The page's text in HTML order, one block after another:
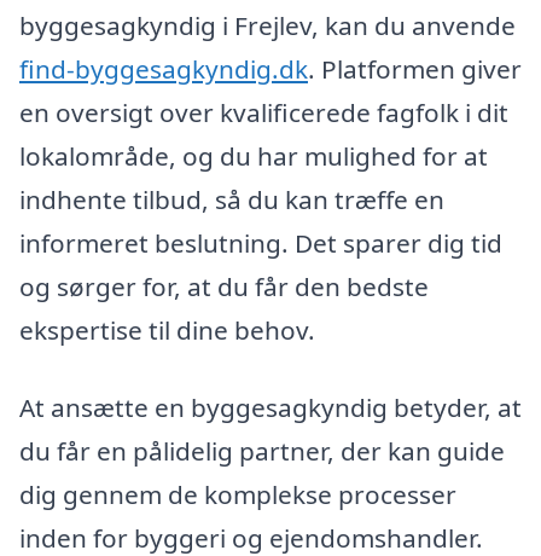
byggesagkyndig i Frejlev, kan du anvende
find-byggesagkyndig.dk. Platformen giver
en oversigt over kvalificerede fagfolk i dit
lokalområde, og du har mulighed for at
indhente tilbud, så du kan træffe en
informeret beslutning. Det sparer dig tid
og sørger for, at du får den bedste
ekspertise til dine behov.
At ansætte en byggesagkyndig betyder, at
du får en pålidelig partner, der kan guide
dig gennem de komplekse processer
inden for byggeri og ejendomshandler.